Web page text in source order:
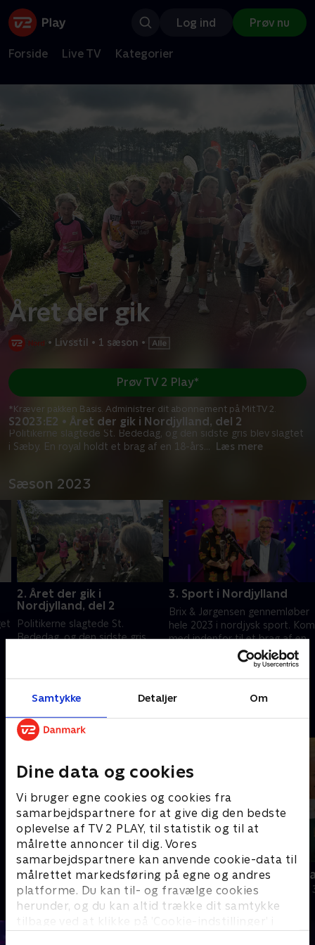
Samtykke Detaljer Om
Dine data og cookies
Vi bruger egne cookies og cookies fra
samarbejdspartnere for at give dig den bedste
oplevelse af TV 2 PLAY, til statistik og til at
målrette annoncer til dig. Vores
samarbejdspartnere kan anvende cookie-data til
målrettet markedsføring på egne og andres
platforme. Du kan til- og fravælge cookies
herunder, og du kan altid trække dit samtykke
tilbage ved at klikke på ’Cookie-indstillinger’ i
Log ind Prøv nu
Forside Live TV Kategorier
Året der gik
• Livsstil • 1 sæson •
S2023:E2 • Året der gik i Nordjylland, del 2
Politikerne slagtede St. Bededag, og den sidste gris blev slagtet
i Sæby. En royal holdt et brag af en 18-års ... Læs mere
Prøv TV 2 Play*
*Kræver pakken Basis. Administrer dit abonnement på Mit TV 2.
Sæson 2023
2. Året der gik i
Nordjylland, del 2
Politikerne slagtede St.
Bededag, og den sidste gris
fødselsdag, og så blev der sat
3. Sport i Nordjylland
Brix & Jørgensen gennemløber
hele 2023 i nordjysk sport. Kom
med indenfor til et brag af en
udsendelse. Godt nytår!
1. januar 2024 • 59 min
Andre så også
Julelys for millioner
2022 • Livsstil • 46 min
Nytår hos
2018 • Livsstil •